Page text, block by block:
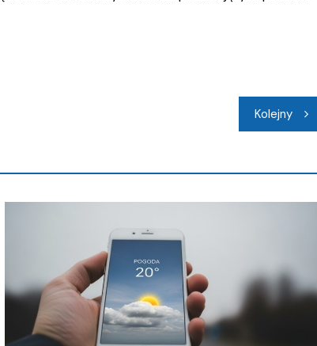
Kolejny